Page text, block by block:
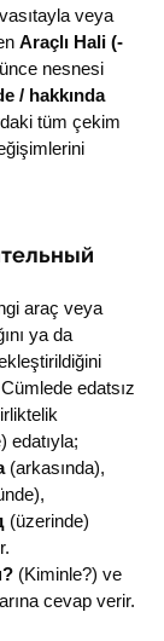
veya
Araçlı Hali (-
nesnesi
/ hakkında
tüm çekim
araç veya
ya da
edatsız
edatıyla;
(arkasında),
(üzerinde)
(Kiminle?) ve
cevap verir.